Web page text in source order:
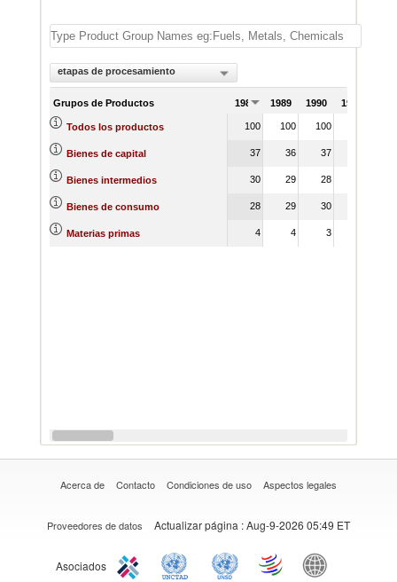
etapas de procesamiento
Grupos de Productos 1988 1989 1990 1991
Todos los productos 100 100 100
Bienes de capital 37 36 37
Bienes intermedios 30 29 28
Bienes de consumo 28 29 30
Materias primas 4 4 3
Acerca de Contacto Condiciones de uso Aspectos legales
Proveedores de datos Actualizar página : Aug-9-2026 05:49 ET
Asociados